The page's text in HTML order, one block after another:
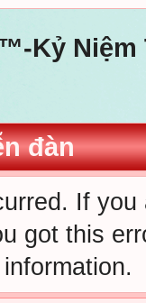
Kỷ
đàn
If
got this